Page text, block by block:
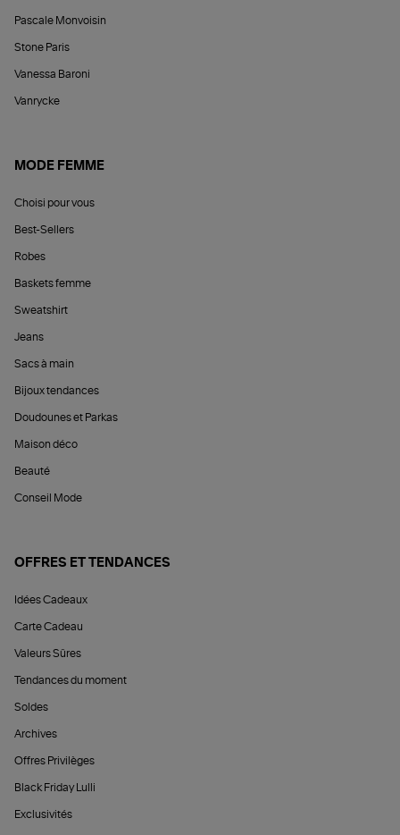
Pascale Monvoisin
Stone Paris
Vanessa Baroni
Vanrycke
MODE FEMME
Choisi pour vous
Best-Sellers
Robes
Baskets femme
Sweatshirt
Jeans
Sacs à main
Bijoux tendances
Doudounes et Parkas
Maison déco
Beauté
Conseil Mode
OFFRES ET TENDANCES
Idées Cadeaux
Carte Cadeau
Valeurs Sûres
Tendances du moment
Soldes
Archives
Offres Privilèges
Black Friday Lulli
Exclusivités